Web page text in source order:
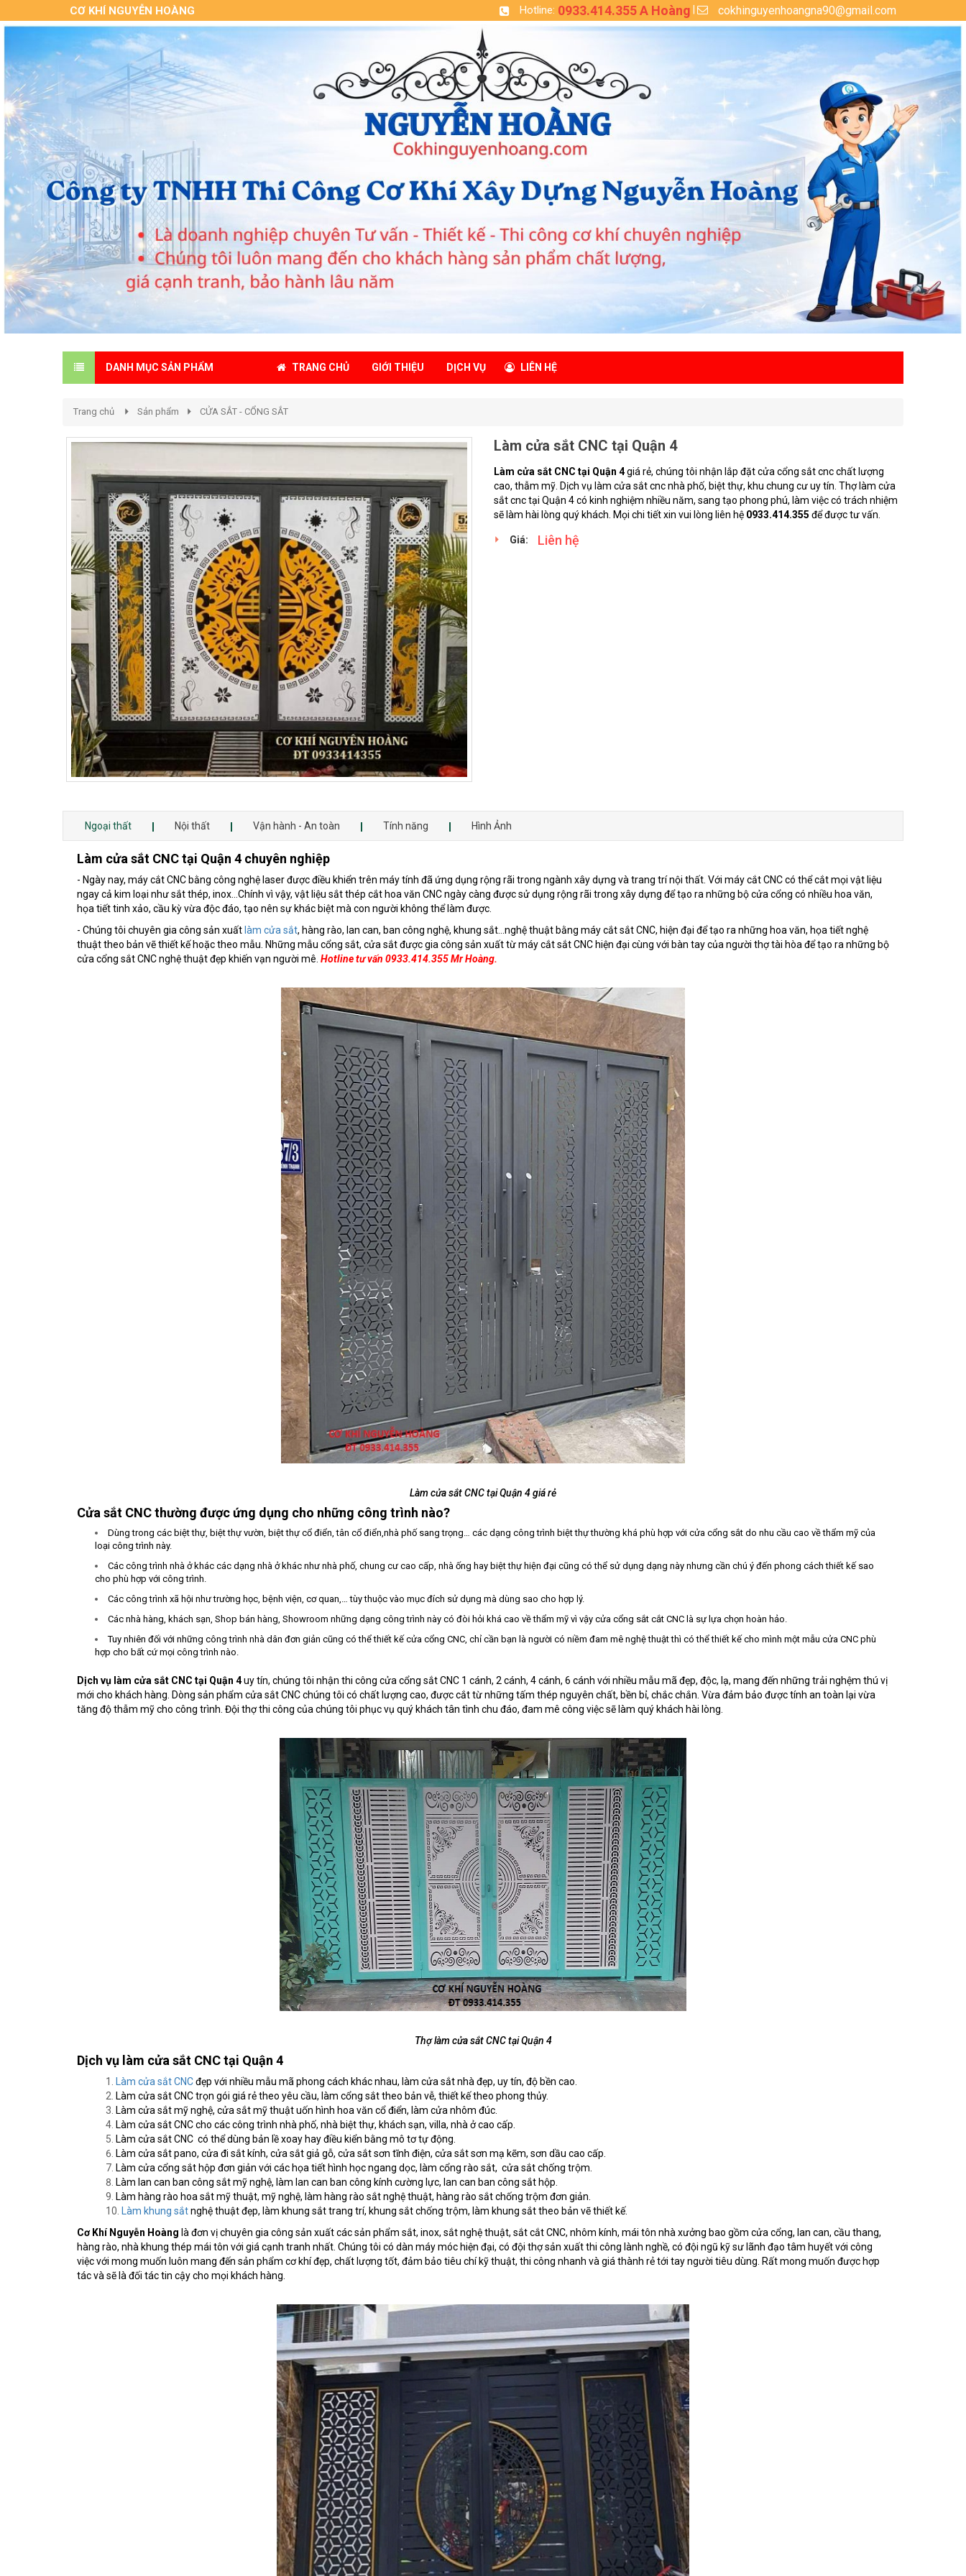
CƠ KHÍ NGUYỄN HOÀNG Hotline: 0933.414.355 A Hoàng cokhinguyenhoangna90@gmail.com
DANH MỤC SẢN PHẨM TRANG CHỦ GIỚI THIỆU DỊCH VỤ LIÊN HỆ
Trang chủ Sản phẩm CỬA SẮT - CỔNG SẮT
Làm cửa sắt CNC tại Quận 4
Làm cửa sắt CNC tại Quận 4giá rẻ, chúng tôi nhận lắp đặt cửa cổng sắt cnc chất lượng
cao, thẫm mỹ. Dịch vụ làm cửa sắt cnc nhà phố, biệt thự, khu chung cư uy tín. Thợ làm cửa
sắt cnc tại Quận 4 có kinh nghiệm nhiều năm, sang tạo phong phú, làm việc có trách nhiệm
sẽ làm hài lòng quý khách. Mọi chi tiết xin vui lòng liên hệ 0933.414.355 để được tư vấn.
Giá: Liên hệ
Ngoại thất Nội thất Vận hành - An toàn Tính năng Hình Ảnh
Làm cửa sắt CNC tại Quận 4 chuyên nghiệp
- Ngày nay, máy cắt CNC bằng công nghệ laser được điều khiển trên máy tính đã ứng dụng rộng rãi trong ngành xây dựng và trang trí nội thất. Với máy cắt CNC có thể cắt mọi vật liệu
ngay cả kim loại như sắt thép, inox…Chính vì vậy, vật liệu sắt thép cắt hoa văn CNC ngày càng được sử dụng rộng rãi trong xây dựng để tạo ra những bộ cửa cổng có nhiều hoa văn,
họa tiết tinh xảo, cầu kỳ vừa độc đáo, tạo nên sự khác biệt mà con người không thể làm được.
- Chúng tôi chuyên gia công sản xuất làm cửa sắt, hàng rào, lan can, ban công nghệ, khung sắt...nghệ thuật bằng máy cắt sắt CNC, hiện đại để tạo ra những hoa văn, họa tiết nghệ
thuật theo bản vẽ thiết kế hoặc theo mẫu. Những mẫu cổng sắt, cửa sắt được gia công sản xuất từ máy cắt sắt CNC hiện đại cùng với bàn tay của người thợ tài hòa để tạo ra những bộ
cửa cổng sắt CNC nghệ thuật đẹp khiến vạn người mê. Hotline tư vấn 0933.414.355 Mr Hoàng.
Làm cửa sắt CNC tại Quận 4 giá rẻ
Cửa sắt CNC thường được ứng dụng cho những công trình nào?
Dùng trong các biệt thự, biệt thự vườn, biệt thự cổ điển, tân cổ điển,nhà phố sang trọng… các dạng công trình biệt thự thường khá phù hợp với cửa cổng sắt do nhu cầu cao về thẩm mỹ của
loại công trình này.
Các công trình nhà ở khác các dạng nhà ở khác như nhà phố, chung cư cao cấp, nhà ống hay biệt thự hiện đại cũng có thể sử dụng dạng này nhưng cần chú ý đến phong cách thiết kế sao
cho phù hợp với công trình.
Các công trình xã hội như trường học, bệnh viện, cơ quan,… tùy thuộc vào mục đích sử dụng mà dùng sao cho hợp lý.
Các nhà hàng, khách sạn, Shop bán hàng, Showroom những dạng công trình này có đòi hỏi khá cao về thẩm mỹ vì vậy cửa cổng sắt cắt CNC là sự lựa chọn hoàn hảo.
Tuy nhiên đối với những công trình nhà dân đơn giản cũng có thể thiết kế cửa cổng CNC, chỉ cần bạn là người có niềm đam mê nghệ thuật thì có thể thiết kế cho mình một mẫu cửa CNC phù
hợp cho bất cứ mọi công trình nào.
Dịch vụ làm cửa sắt CNC tại Quận 4uy tín, chúng tôi nhận thi công cửa cổng sắt CNC 1 cánh, 2 cánh, 4 cánh, 6 cánh với nhiều mẫu mã đẹp, độc, lạ, mang đến những trải nghệm thú vị
mới cho khách hàng. Dòng sản phẩm cửa sắt CNC chúng tôi có chất lượng cao, được cắt từ những tấm thép nguyên chất, bền bỉ, chắc chắn. Vừa đảm bảo được tính an toàn lại vừa
tăng độ thẫm mỹ cho công trình. Đội thợ thi công của chúng tôi phục vụ quý khách tân tình chu đáo, đam mê công việc sẽ làm quý khách hài lòng.
Thợ làm cửa sắt CNC tại Quận 4
Dịch vụ làm cửa sắt CNC tại Quận 4
Làm cửa sắt CNCđẹp với nhiều mẫu mã phong cách khác nhau, làm cửa sắt nhà đẹp, uy tín, độ bền cao.
Làm cửa sắt CNC trọn gói giá rẻ theo yêu cầu, làm cổng sắt theo bản vễ, thiết kế theo phong thủy.
Làm cửa sắt mỹ nghệ, cửa sắt mỹ thuật uốn hình hoa văn cổ điển, làm cửa nhôm đúc.
Làm cửa sắt CNC cho các công trình nhà phố, nhà biệt thự, khách sạn, villa, nhà ở cao cấp.
Làm cửa sắt CNC có thể dùng bản lề xoay hay điều kiển bằng mô tơ tự động.
Làm cửa sắt pano, cửa đi sắt kính, cửa sắt giả gỗ, cửa sắt sơn tĩnh điện, cửa sắt sơn mạ kẽm, sơn dầu cao cấp.
Làm cửa cổng sắt hộp đơn giản với các họa tiết hình học ngang dọc, làm cổng rào sắt, cửa sắt chống trộm.
Làm lan can ban công sắt mỹ nghệ, làm lan can ban công kính cường lực, lan can ban công sắt hộp.
Làm hàng rào hoa sắt mỹ thuật, mỹ nghệ, làm hàng rào sắt nghệ thuật, hàng rào sắt chống trộm đơn giản.
Làm khung sắtnghệ thuật đẹp, làm khung sắt trang trí, khung sắt chống trộm, làm khung sắt theo bản vẽ thiết kế.
Cơ Khí Nguyễn Hoàng là đơn vị chuyên gia công sản xuất các sản phẩm sắt, inox, sắt nghệ thuật, sắt cắt CNC, nhôm kính, mái tôn nhà xưởng bao gồm cửa cổng, lan can, cầu thang,
hàng rào, nhà khung thép mái tôn với giá cạnh tranh nhất. Chúng tôi có dàn máy móc hiện đại, có đội thợ sản xuất thi công lành nghề, có đội ngũ kỹ sư lãnh đạo tâm huyết với công
việc với mong muốn luôn mang đến sản phẩm cơ khí đẹp, chất lượng tốt, đảm bảo tiêu chí kỹ thuật, thi công nhanh và giá thành rẻ tới tay người tiêu dùng. Rất mong muốn được hợp
tác và sẽ là đối tác tin cậy cho mọi khách hàng.